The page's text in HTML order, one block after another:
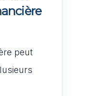
peut